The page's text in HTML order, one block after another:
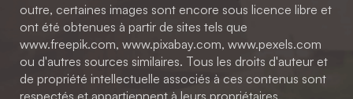
outre, certaines images sont encore sous licence libre et
ont été obtenues à partir de sites tels que
www.freepik.com, www.pixabay.com, www.pexels.com
ou d'autres sources similaires. Tous les droits d'auteur et
de propriété intellectuelle associés à ces contenus sont
respectés et appartiennent à leurs propriétaires